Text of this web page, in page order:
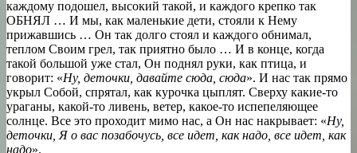
каждому подошел, высокий такой, и каждого крепко так
ОБНЯЛ … И мы, как маленькие дети, стояли к Нему
прижавшись … Он так долго стоял и каждого обнимал,
теплом Своим грел, так приятно было … И в конце, когда
такой большой уже стал, Он поднял руки, как птица, и
говорит: «Ну, деточки, давайте сюда, сюда». И нас так прямо
укрыл Собой, спрятал, как курочка цыплят. Сверху какие-то
ураганы, какой-то ливень, ветер, какое-то испепеляющее
солнце. Все это проходит мимо нас, а Он нас накрывает: «Ну,
деточки, Я о вас позабочусь, все идет, как надо, все идет, как
надо».